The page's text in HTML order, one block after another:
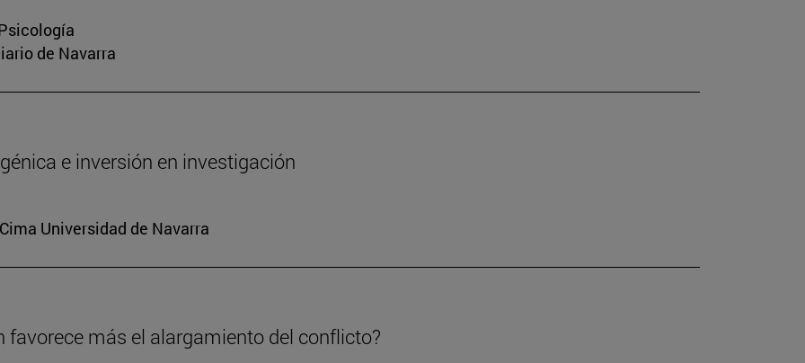
de Navarra
e inversión en investigación
Universidad de Navarra
favorece más el alargamiento del conflicto?